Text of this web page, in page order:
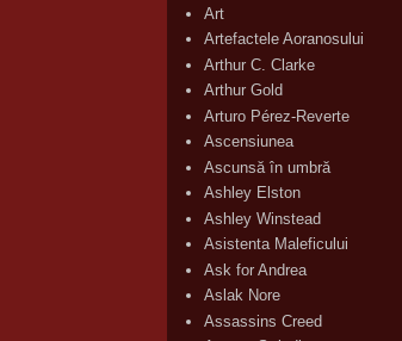
Art
Artefactele Aoranosului
Arthur C. Clarke
Arthur Gold
Arturo Pérez-Reverte
Ascensiunea
Ascunsă în umbră
Ashley Elston
Ashley Winstead
Asistenta Maleficului
Ask for Andrea
Aslak Nore
Assassins Creed